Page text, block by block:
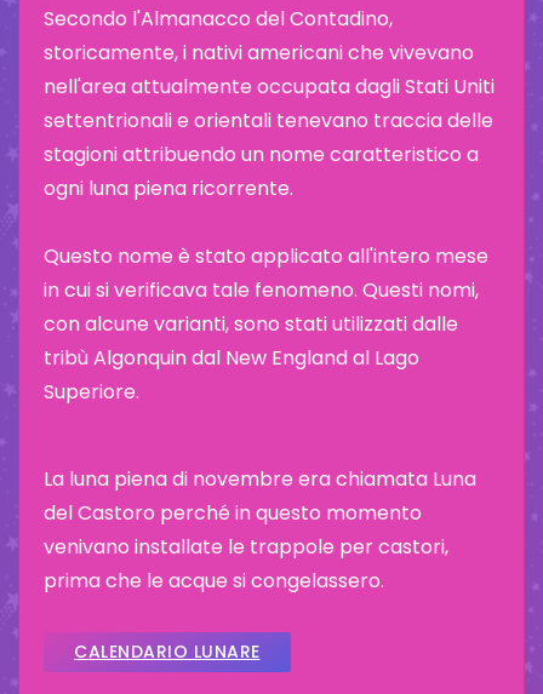
Secondo l'Almanacco del Contadino,
storicamente, i nativi americani che vivevano
nell'area attualmente occupata dagli Stati Uniti
settentrionali e orientali tenevano traccia delle
stagioni attribuendo un nome caratteristico a
ogni luna piena ricorrente.
Questo nome è stato applicato all'intero mese
in cui si verificava tale fenomeno. Questi nomi,
con alcune varianti, sono stati utilizzati dalle
tribù Algonquin dal New England al Lago
Superiore.
La luna piena di novembre era chiamata Luna
del Castoro perché in questo momento
venivano installate le trappole per castori,
prima che le acque si congelassero.
CALENDARIO LUNARE